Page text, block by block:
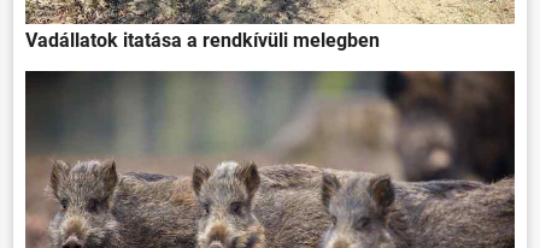
Vadállatok itatása a rendkívüli melegben